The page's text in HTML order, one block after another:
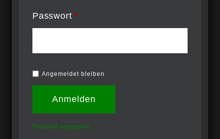
Passwort*
Angemeldet bleiben
Anmelden
Passwort vergessen?